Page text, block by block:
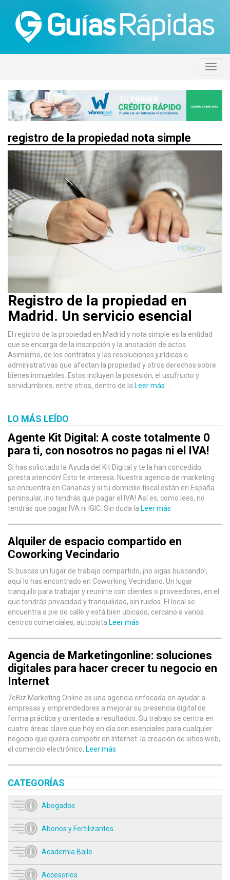
registro de la propiedad nota simple
Registro de la propiedad en
Madrid. Un servicio esencial
El registro de la propiedad en Madrid y nota simple es la entidad
que se encarga de la inscripción y la anotación de actos.
Asimismo, de los contratos y las resoluciones jurídicas o
administrativas que afectan la propiedad y otros derechos sobre
bienes inmuebles. Estos incluyen la posesión, el usufructo y
servidumbres, entre otros, dentro de la Leer más
LO MÁS LEÍDO
Agente Kit Digital: A coste totalmente 0
para ti, con nosotros no pagas ni el IVA!
Si has solicitado la Ayuda del Kit Digital y te la han concedido,
¡presta atención! Esto te interesa. Nuestra agencia de marketing
se encuentra en Canarias y si tu domicilio fiscal están en España
peninsular, ¡no tendrás que pagar el IVA! Así es, como lees, no
tendrás que pagar IVA ni IGIC. Sin duda la Leer más
Alquiler de espacio compartido en
Coworking Vecindario
Si buscas un lugar de trabajo compartido, ¡no sigas buscando!,
aquí lo has encontrado en Coworking Vecindario. Un lugar
tranquilo para trabajar y reunirte con clientes o proveedores, en el
que tendrás privacidad y tranquilidad, sin ruidos. El local se
encuentra a pie de calle y está bien ubicado, cercano a varios
centros comerciales, autopista Leer más
Agencia de Marketingonline: soluciones
digitales para hacer crecer tu negocio en
Internet
7eBiz Marketing Online es una agencia enfocada en ayudar a
empresas y emprendedores a mejorar su presencia digital de
forma práctica y orientada a resultados. Su trabajo se centra en
cuatro áreas clave que hoy en día son esenciales para cualquier
negocio que quiera competir en Internet: la creación de sitios web,
el comercio electrónico, Leer más
CATEGORÍAS
Abogados
Abonos y Fertilizantes
Academia Baile
Accesorios